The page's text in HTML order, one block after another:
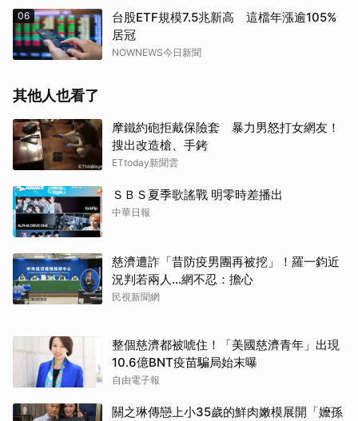
06
台股ETF規模7.5兆新高 這檔年漲逾105%
居冠
NOWNEWS今日新聞
其他人也看了
摩鐵約砲拒戴保險套 暴力男怒打女網友！
搜出改造槍、手銬
ETtoday新聞雲
ＳＢＳ夏季歌謠戰 明零時差播出
中華日報
慈濟遭詐「昔防疫男團再被挖」！羅一鈞近
況判若兩人…網不忍：擔心
民視新聞網
整個慈濟都被唬住！「美國慈濟青年」出現
10.6億BNT疫苗騙局始末曝
自由電子報
關之琳傳戀上小35歲的鮮肉嫩模展開「嬤孫